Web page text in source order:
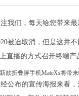
我们，每天给您带来
被迫取消，但是这并
直播的方式召开终端
公布的宣传海报来看